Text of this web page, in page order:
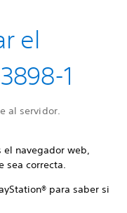
el
1
al servidor.
el navegador web,
sea correcta.
para saber si